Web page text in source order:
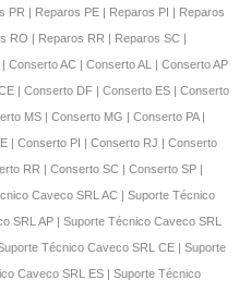
PR | Reparos PE | Reparos PI | Reparos
RO | Reparos RR | Reparos SC |
Conserto AC | Conserto AL | Conserto AP
| Conserto DF | Conserto ES | Conserto
MS | Conserto MG | Conserto PA |
| Conserto PI | Conserto RJ | Conserto
RR | Conserto SC | Conserto SP |
Caveco SRL AC | Suporte Técnico
SRL AP | Suporte Técnico Caveco SRL
Técnico Caveco SRL CE | Suporte
Caveco SRL ES | Suporte Técnico